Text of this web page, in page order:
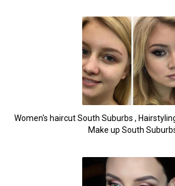
Women's haircut South Suburbs ,
Make up South